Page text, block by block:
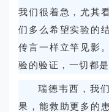
我们很着急，尤其
们多么希望实验的
传言一样立竿见影
验的验证，一切都
瑞德韦西，我
果，能救助更多的